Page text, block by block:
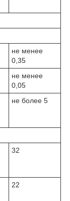
не менее
0,35
не менее
0,05
не более 5
32
22